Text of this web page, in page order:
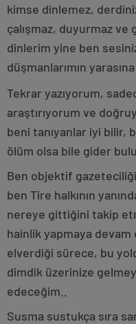
kimse dinlemez,
çalışmaz, duyurmaz
dinlerim yine ben
düşmanlarımın
Tekrar yazıyorum,
araştırıyorum ve
beni tanıyanlar iyi bilir,
ölüm olsa bile gider
Ben objektif
ben Tire halkının
nereye gittiğini takip
hainlik yapmaya devam
elverdiği sürece, bu
dimdik üzerinize
edeceğim..
Susma sustukça sıra